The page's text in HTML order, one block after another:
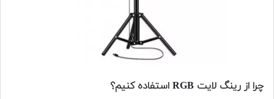
چرا از رینگ لایت RGB استفاده کنیم؟